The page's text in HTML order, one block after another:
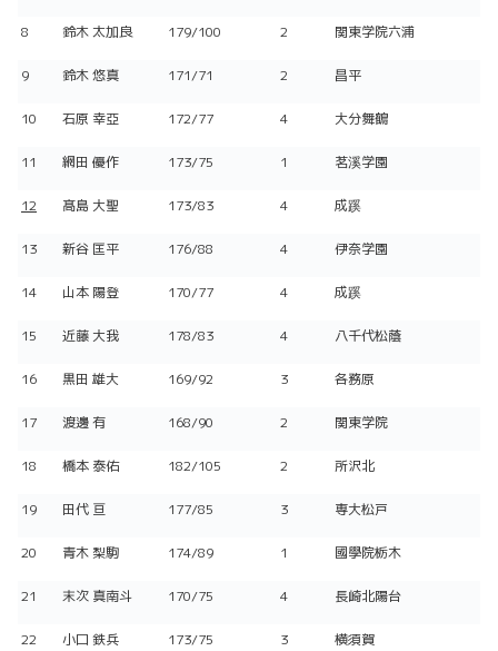
8 鈴木 太加良 179/100 2 関東学院六浦
9 鈴木 悠真 171/71 2 昌平
10 石原 幸亞 172/77 4 大分舞鶴
11 網田 優作 173/75 1 茗溪学園
12 髙島 大聖 173/83 4 成蹊
13 新谷 匡平 176/88 4 伊奈学園
14 山本 陽登 170/77 4 成蹊
15 近藤 大我 178/83 4 八千代松蔭
16 黒田 雄大 169/92 3 各務原
17 渡邊 有 168/90 2 関東学院
18 橋本 泰佑 182/105 2 所沢北
19 田代 亘 177/85 3 専大松戸
20 青木 梨駒 174/89 1 國學院栃木
21 末次 真南斗 170/75 4 長崎北陽台
22 小口 鉄兵 173/75 3 横須賀